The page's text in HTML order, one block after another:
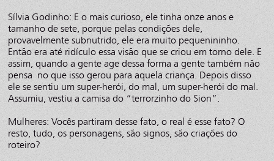
Sílvia Godinho: E o mais curioso, ele tinha onze anos e
tamanho de sete, porque pelas condições dele,
provavelmente subnutrido, ele era muito pequenininho.
Então era até ridículo essa visão que se criou em torno dele. E
assim, quando a gente age dessa forma a gente também não
pensa no que isso gerou para aquela criança. Depois disso
ele se sentiu um super-herói, do mal, um super-herói do mal.
Assumiu, vestiu a camisa do “terrorzinho do Sion”.
Mulheres: Vocês partiram desse fato, o real é esse fato? O
resto, tudo, os personagens, são signos, são criações do
roteiro?